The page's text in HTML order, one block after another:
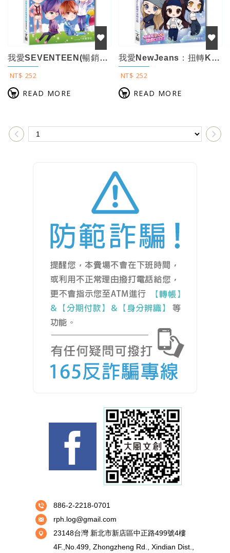
我愛SEVENTEEN(暢銷增訂版)： 從詞曲到舞蹈一手包辦！自給自足全能偶像天...
NT$ 252
READ MORE
我愛NewJeans：扭轉Kpop的新聲代怪物女團
NT$ 252
READ MORE
886-2-2218-0701
rph.log@gmail.com
23148台灣 新北市新店區中正路499號4樓
4F.,No.499, Zhongzheng Rd., Xindian Dist.,